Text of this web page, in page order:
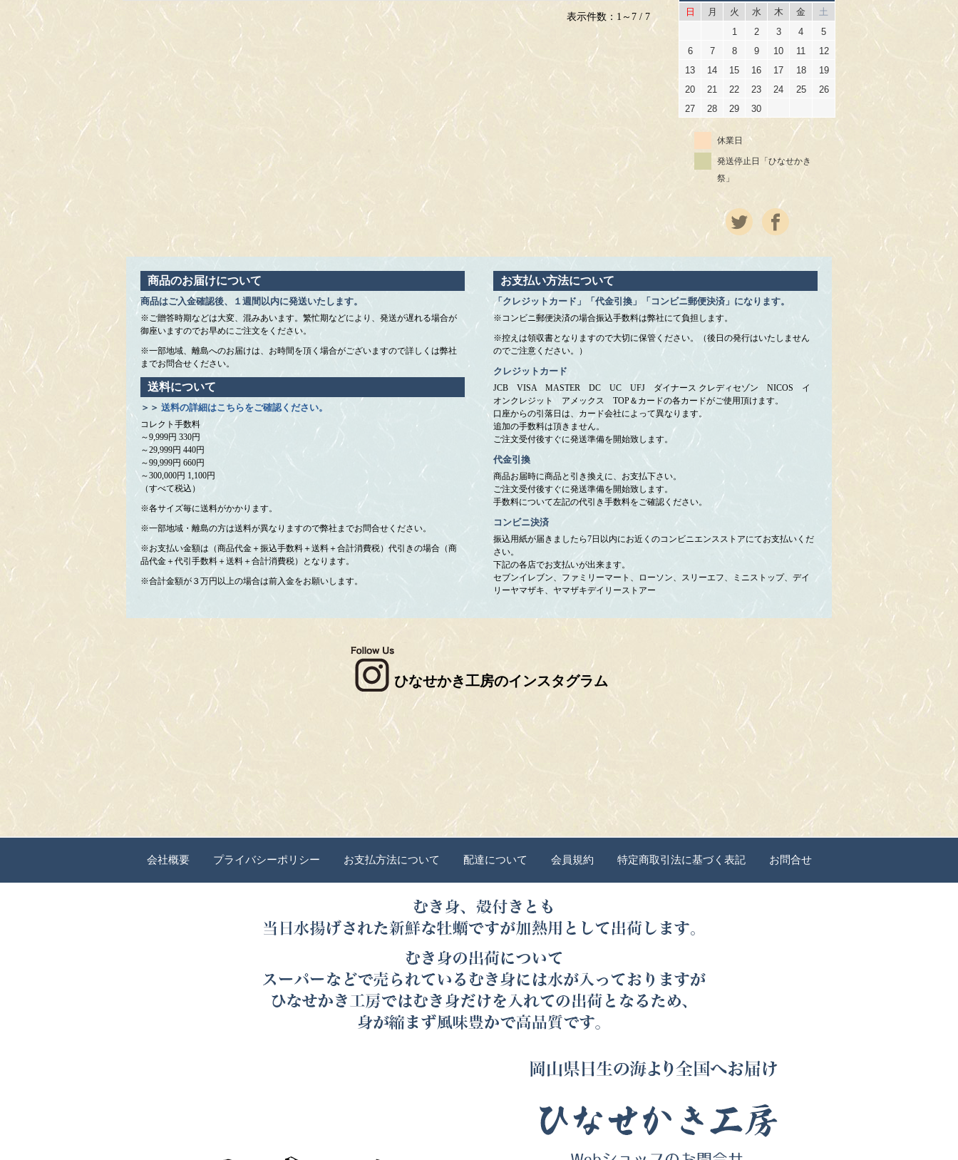
表示件数：1～7 / 7 日 月 火 水 木 金
土
1
2 3 4
5
6
7 8 9 10 11
12
13
14 15 16 17 18
19
20
21 22 23 24 25
26
27
28 29 30
休業日
発送停止日「ひなせかき
祭」
商品のお届けについて
商品はご入金確認後、１週間以内に発送いたします。
※ご贈答時期などは大変、混みあいます。繁忙期などにより、発送が遅れる場合が
御座いますのでお早めにご注文をください。
※一部地域、離島へのお届けは、お時間を頂く場合がございますので詳しくは弊社
までお問合せください。
送料について
＞＞ 送料の詳細はこちらをご確認ください。
コレクト手数料
～9,999円 330円
～29,999円 440円
～99,999円 660円
～300,000円 1,100円
（すべて税込）
※各サイズ毎に送料がかかります。
※一部地域・離島の方は送料が異なりますので弊社までお問合せください。
※お支払い金額は（商品代金＋振込手数料＋送料＋合計消費税）代引きの場合（商
品代金＋代引手数料＋送料＋合計消費税）となります。
※合計金額が３万円以上の場合は前入金をお願いします。
お支払い方法について
「クレジットカード」「代金引換」「コンビニ郵便決済」になります。
※コンビニ郵便決済の場合振込手数料は弊社にて負担します。
※控えは領収書となりますので大切に保管ください。（後日の発行はいたしません
のでご注意ください。）
クレジットカード
JCB VISA MASTER DC UC UFJ ダイナース クレディセゾン NICOS イ
オンクレジット アメックス TOP＆カードの各カードがご使用頂けます。
口座からの引落日は、カード会社によって異なります。
追加の手数料は頂きません。
ご注文受付後すぐに発送準備を開始致します。
代金引換
商品お届時に商品と引き換えに、お支払下さい。
ご注文受付後すぐに発送準備を開始致します。
手数料について左記の代引き手数料をご確認ください。
コンビニ決済
振込用紙が届きましたら7日以内にお近くのコンビニエンスストアにてお支払いくだ
さい。
下記の各店でお支払いが出来ます。
セブンイレブン、ファミリーマート、ローソン、スリーエフ、ミニストップ、デイ
リーヤマザキ、ヤマザキデイリーストアー
ひなせかき工房のインスタグラム
会社概要 プライバシーポリシー お支払方法について 配達について 会員規約 特定商取引法に基づく表記 お問合せ